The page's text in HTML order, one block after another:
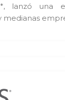
lanzó una
medianas